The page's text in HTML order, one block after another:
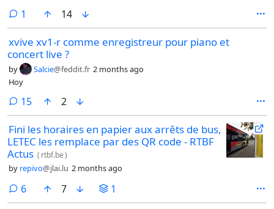
1 comment
14
xvive xv1-r comme enregistreur pour piano et
concert live ?
by Salcie@feddit.fr 2 months ago
Hoy
15comments
2
Fini les horaires en papier aux arrêts de bus,
LETEC les remplace par des QR code - RTBF
Actus ( rtbf.be)
by repivo@jlai.lu 2 months ago
6comments
7 1